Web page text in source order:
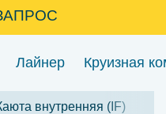
Лайнер Круизная
внутренняя (IF)